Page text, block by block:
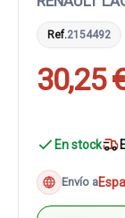
Ref.2154492
30,25
En stock
Envío a